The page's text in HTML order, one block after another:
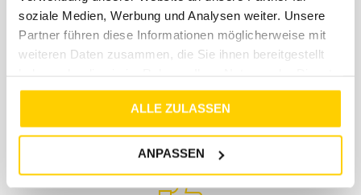
soziale Medien, Werbung und Analysen weiter. Unsere
Partner führen diese Informationen möglicherweise mit
weiteren Daten zusammen, die Sie ihnen bereitgestellt
gesammelt haben.
ALLE ZULASSEN
ANPASSEN
Schneller Versand
DHL. Mit der Versandbestätigung erhältst du von
uns einen DHL Tracking Link, so dass du immer ganz
genau weißt, wo dein Paket ist und wann es bei dir
eintrifft